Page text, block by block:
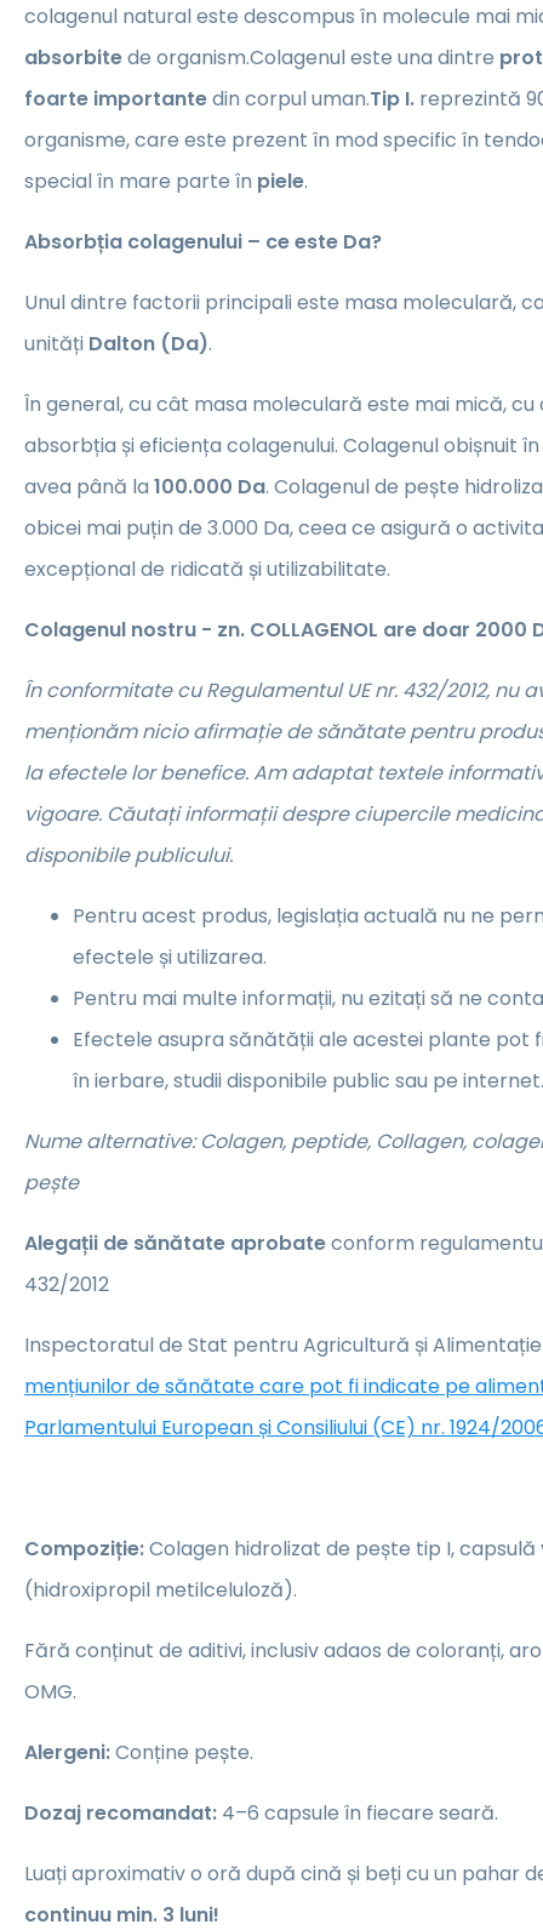
colagenul natural este descompus în molecule mai
absorbitede organism.Colagenul este una dintre
foarte importantedin corpul uman.Tip I. reprezintă
organisme, care este prezent în mod specific în
special în mare parte în piele.
Absorbția colagenului – ce este Da?
Unul dintre factorii principali este masa moleculară,
unități Dalton (Da).
În general, cu cât masa moleculară este mai mică,
absorbția și eficiența colagenului. Colagenul obișnuit
avea până la 100.000 Da. Colagenul de pește
obicei mai puțin de 3.000 Da, ceea ce asigură o
excepțional de ridicată și utilizabilitate.
Colagenul nostru - zn. COLLAGENOL are doar 2000
În conformitate cu Regulamentul UE nr. 432/2012, nu
menționăm nicio afirmație de sănătate pentru
la efectele lor benefice. Am adaptat textele
vigoare. Căutați informații despre ciupercile
disponibile publicului.
Pentru acest produs, legislația actuală nu ne
efectele și utilizarea.
Pentru mai multe informații, nu ezitați să ne
Efectele asupra sănătății ale acestei plante pot
în ierbare, studii disponibile public sau pe internet.
Nume alternative: Colagen, peptide, Collagen,
pește
Alegații de sănătate aprobateconform
432/2012
Inspectoratul de Stat pentru Agricultură și
mențiunilor de sănătate care pot fi indicate pe
Parlamentului European și Consiliului (CE) nr. 1924/
Compoziție:Colagen hidrolizat de pește tip I,
(hidroxipropil metilceluloză).
Fără conținut de aditivi, inclusiv adaos de coloranți,
OMG.
Alergeni:Conține pește.
Dozaj recomandat: 4–6 capsule în fiecare seară.
Luați aproximativ o oră după cină și beți cu un pahar
continuu min. 3 luni!